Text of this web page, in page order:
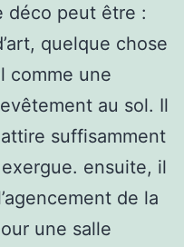
déco peut être :
quelque chose
comme une
au sol. Il
suffisamment
ensuite, il
de la
une salle